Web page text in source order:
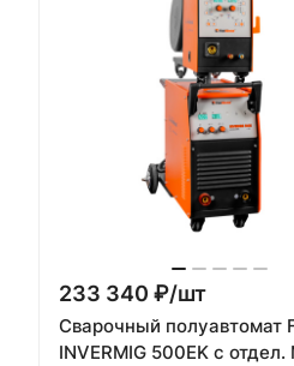
233 340 ₽/шт
Сварочный полуавтомат
INVERMIG 500EK с